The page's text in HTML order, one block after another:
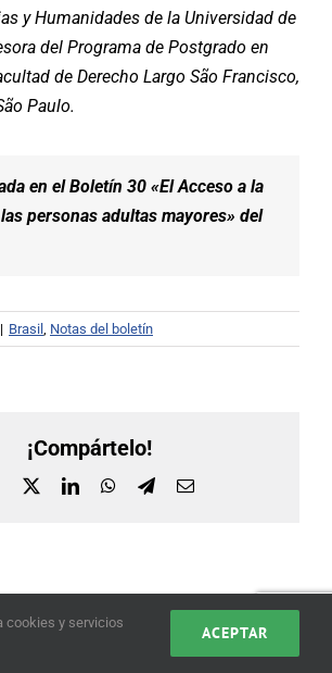
y Humanidades de la Universidad de
del Programa de Postgrado en
de Derecho Largo São Francisco,
Paulo.
en el Boletín 30 «El Acceso a la
personas adultas mayores» del
| Brasil Notas del boletín
¡Compártelo!
Facebook LinkedInWhatsApp
TelegramCorreo
cookies y servicios
ACEPTAR